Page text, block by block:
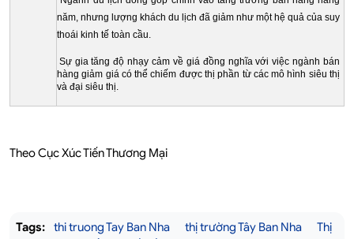
năm, nhưng lượng khách du lịch đã giảm như một hệ quả của suy
thoái kinh tế toàn cầu.
Sự gia tăng độ nhạy cảm về giá đồng nghĩa với việc ngành bán
hàng giảm giá có thể chiếm được thị phần từ các mô hình siêu thị
và đại siêu thị.
Theo Cục Xúc Tiến Thương Mại
Tags: thi truong Tay Ban Nha thị trường Tây Ban Nha
Thị